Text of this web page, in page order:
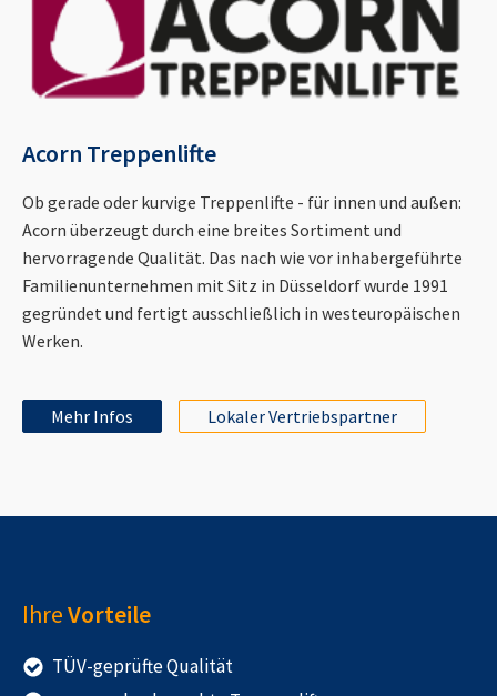
Acorn Treppenlifte
Ob gerade oder kurvige Treppenlifte - für innen und außen:
Acorn überzeugt durch eine breites Sortiment und
hervorragende Qualität. Das nach wie vor inhabergeführte
Familienunternehmen mit Sitz in Düsseldorf wurde 1991
gegründet und fertigt ausschließlich in westeuropäischen
Werken.
Mehr Infos Lokaler Vertriebspartner
IhreVorteile
TÜV-geprüfte Qualität